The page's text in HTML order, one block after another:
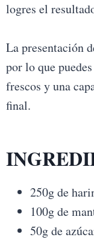
logres el
La presentación
por lo que
frescos y una
final.
250g de
100g de
50g de